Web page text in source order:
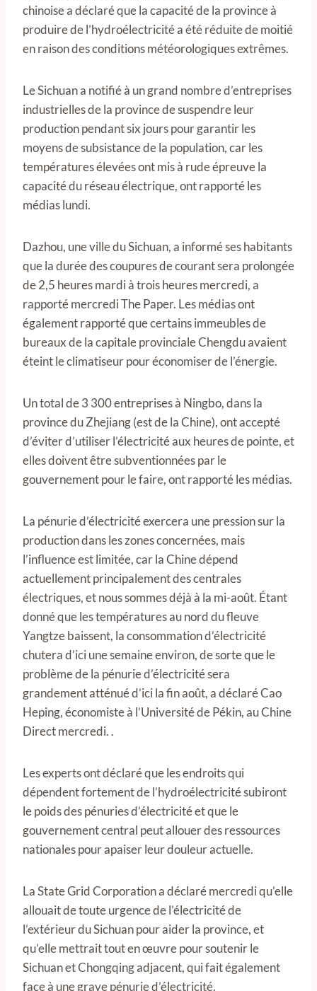
chinoise a déclaré que la capacité de la province à
produire de l’hydroélectricité a été réduite de moitié
en raison des conditions météorologiques extrêmes.
Le Sichuan a notifié à un grand nombre d’entreprises
industrielles de la province de suspendre leur
production pendant six jours pour garantir les
moyens de subsistance de la population, car les
températures élevées ont mis à rude épreuve la
capacité du réseau électrique, ont rapporté les
médias lundi.
Dazhou, une ville du Sichuan, a informé ses habitants
que la durée des coupures de courant sera prolongée
de 2,5 heures mardi à trois heures mercredi, a
rapporté mercredi The Paper. Les médias ont
également rapporté que certains immeubles de
bureaux de la capitale provinciale Chengdu avaient
éteint le climatiseur pour économiser de l’énergie.
Un total de 3 300 entreprises à Ningbo, dans la
province du Zhejiang (est de la Chine), ont accepté
d’éviter d’utiliser l’électricité aux heures de pointe, et
elles doivent être subventionnées par le
gouvernement pour le faire, ont rapporté les médias.
La pénurie d’électricité exercera une pression sur la
production dans les zones concernées, mais
l’influence est limitée, car la Chine dépend
actuellement principalement des centrales
électriques, et nous sommes déjà à la mi-août. Étant
donné que les températures au nord du fleuve
Yangtze baissent, la consommation d’électricité
chutera d’ici une semaine environ, de sorte que le
problème de la pénurie d’électricité sera
grandement atténué d’ici la fin août, a déclaré Cao
Heping, économiste à l’Université de Pékin, au Chine
Direct mercredi. .
Les experts ont déclaré que les endroits qui
dépendent fortement de l’hydroélectricité subiront
le poids des pénuries d’électricité et que le
gouvernement central peut allouer des ressources
nationales pour apaiser leur douleur actuelle.
La State Grid Corporation a déclaré mercredi qu’elle
allouait de toute urgence de l’électricité de
l’extérieur du Sichuan pour aider la province, et
qu’elle mettrait tout en œuvre pour soutenir le
Sichuan et Chongqing adjacent, qui fait également
face à une grave pénurie d’électricité.